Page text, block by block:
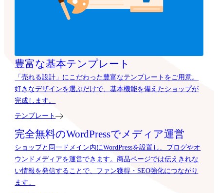
豊富な基本テンプレート
「売れる設計」にこだわった豊富なテンプレートをご用意。
好きなデザインを選ぶだけで、基本機能を備えたショップが
完成します。
テンプレート
完全無料のWordPressでメディア運営
ショップと同一ドメイン内にWordPressを設置し、ブログやオ
ウンドメディアを運営できます。商品ページでは伝えきれな
い情報を発信することで、ファン獲得・SEO強化につながり
ます。